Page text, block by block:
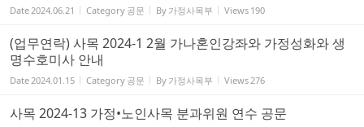
Date2024.06.21 Category 공문 By 가정사목부 Views 190
(업무연락) 사목 2024-1 2월 가나혼인강좌와 가정성화와 생
명수호미사 안내
Date2024.01.15 Category 공문 By 가정사목부 Views276
사목 2024-13 가정•노인사목 분과위원 연수 공문